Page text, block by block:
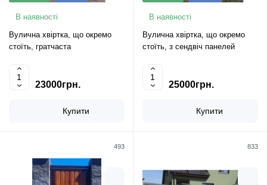
В наявності
Вулична хвіртка, що окремо
стоїть, гратчаста
23000грн.
Купити
В наявності
Вулична хвіртка, що окремо
стоїть, з сендвіч панелей
25000грн.
Купити
493 833